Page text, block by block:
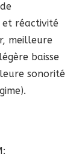
et réactivité
meilleure
baisse
sonorité